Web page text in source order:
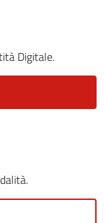
Digitale.